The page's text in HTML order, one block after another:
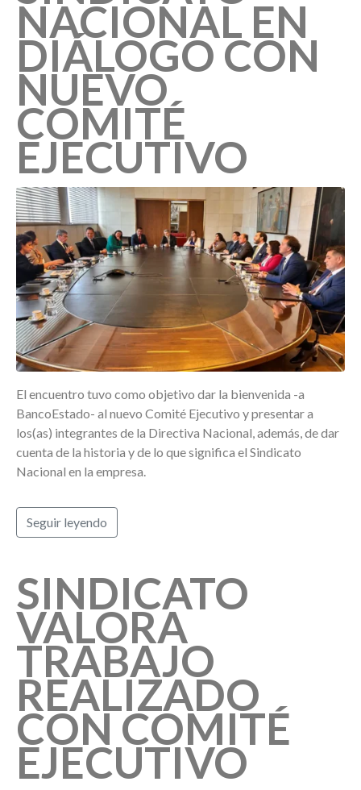
NACIONAL EN
DIÁLOGO CON
NUEVO
COMITÉ
EJECUTIVO
El encuentro tuvo como objetivo dar la bienvenida -a
BancoEstado- al nuevo Comité Ejecutivo y presentar a
los(as) integrantes de la Directiva Nacional, además, de dar
cuenta de la historia y de lo que significa el Sindicato
Nacional en la empresa.
Seguir leyendo
SINDICATO
VALORA
TRABAJO
REALIZADO
CON COMITÉ
EJECUTIVO